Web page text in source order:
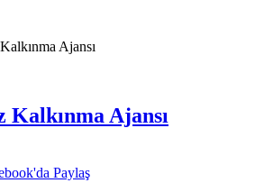
Ajansı
Kalkınma Ajansı
Paylaş